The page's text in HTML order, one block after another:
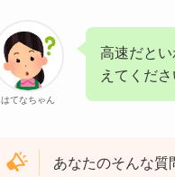
はてなちゃん
高速だと
えてくださ
あなたのそんな質